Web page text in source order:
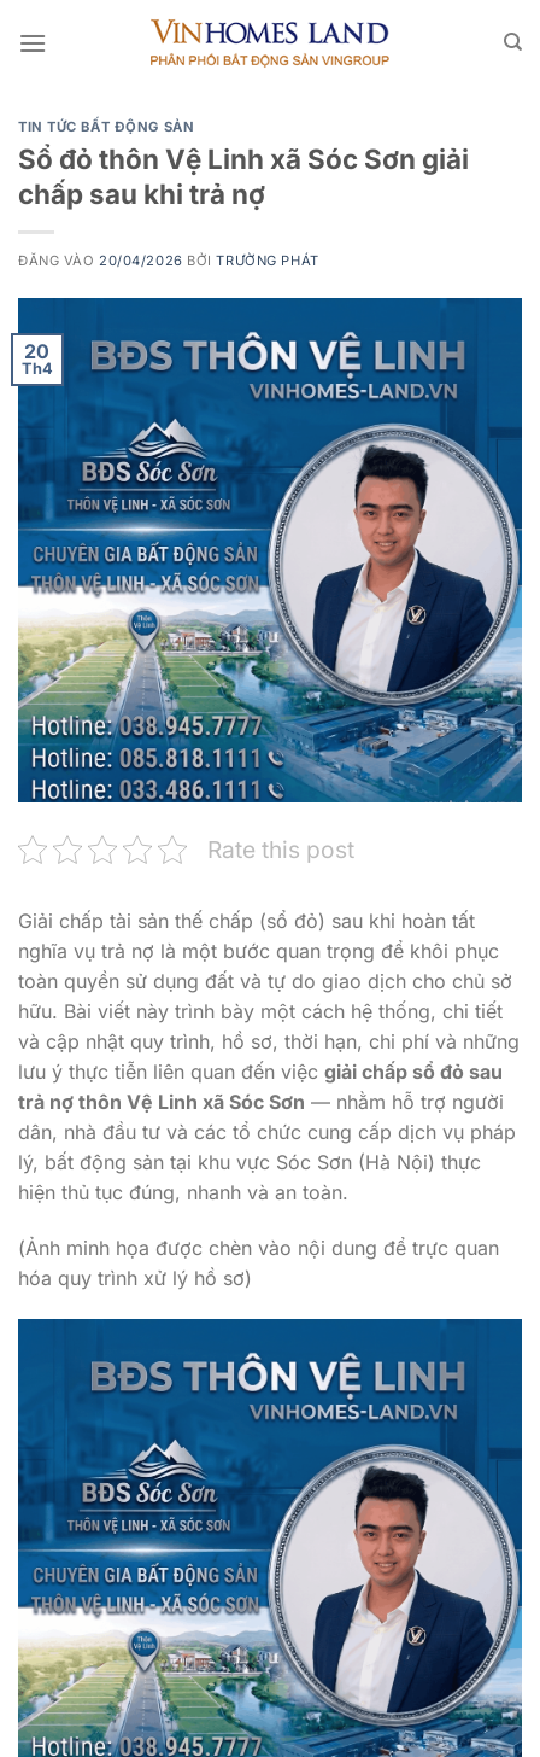
qua
TIN TỨC BẤT ĐỘNG SẢN
Sổ đỏ thôn Vệ Linh xã Sóc Sơn giải
chấp sau khi trả nợ
ĐĂNG VÀO 20/04/2026 BỞITRƯỜNG PHÁT
20
Th4
Rate this post
Giải chấp tài sản thế chấp (sổ đỏ) sau khi hoàn tất
nghĩa vụ trả nợ là một bước quan trọng để khôi phục
toàn quyền sử dụng đất và tự do giao dịch cho chủ sở
hữu. Bài viết này trình bày một cách hệ thống, chi tiết
và cập nhật quy trình, hồ sơ, thời hạn, chi phí và những
lưu ý thực tiễn liên quan đến việc giải chấp sổ đỏ sau
trả nợ thôn Vệ Linh xã Sóc Sơn — nhằm hỗ trợ người
dân, nhà đầu tư và các tổ chức cung cấp dịch vụ pháp
lý, bất động sản tại khu vực Sóc Sơn (Hà Nội) thực
hiện thủ tục đúng, nhanh và an toàn.
(Ảnh minh họa được chèn vào nội dung để trực quan
hóa quy trình xử lý hồ sơ)